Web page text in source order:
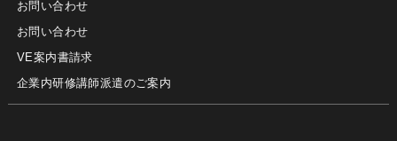
お問い合わせ
お問い合わせ
VE案内書請求
企業内研修講師派遣のご案内